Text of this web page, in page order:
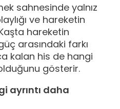
sahnesinde yalnız
ve hareketin
hareketin
arasındaki farkı
kalan his de hangi
gösterir.
ayrıntı daha